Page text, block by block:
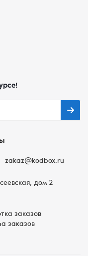
zakaz@kodbox.ru
дом 2
заказов
заказов